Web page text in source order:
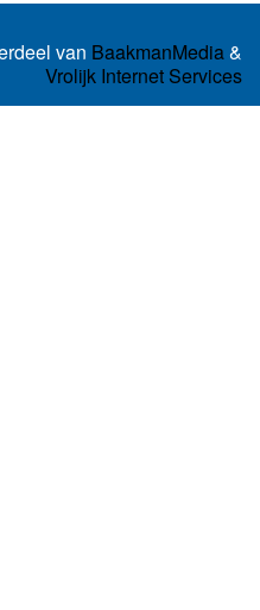
van BaakmanMedia&
Vrolijk Internet Services